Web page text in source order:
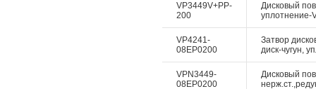
VP3449V+PP-
200
Дисковый
уплотнение-
VP4241-
08EP0200
Затвор
диск-чугун,
VPN3449-
08EP0200
Дисковый